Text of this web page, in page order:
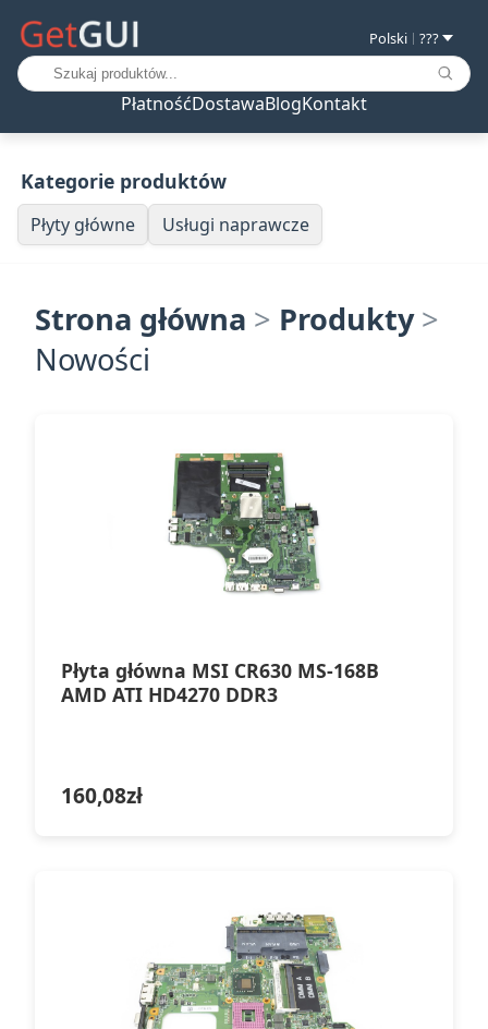
PłatnośćDostawaBlogKontakt
Polski | ???
Kategorie produktów
Płyty główne Usługi naprawcze
Strona główna > Produkty >
Nowości
Płyta główna MSI CR630 MS-168B
AMD ATI HD4270 DDR3
160,08zł